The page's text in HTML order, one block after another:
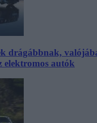
drágábbnak,
elektromos autók